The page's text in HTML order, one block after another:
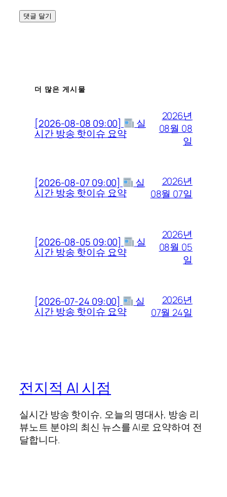
더 많은 게시물
[2026-08-08 09:00] 실
시간 방송 핫이슈 요약
2026년
08월 08
일
[2026-08-07 09:00] 실
시간 방송 핫이슈 요약
2026년
08월 07일
[2026-08-05 09:00] 실
시간 방송 핫이슈 요약
2026년
08월 05
일
[2026-07-24 09:00] 실
시간 방송 핫이슈 요약
2026년
07월 24일
전지적 AI 시점
실시간 방송 핫이슈, 오늘의 명대사, 방송 리
뷰노트 분야의 최신 뉴스를 AI로 요약하여 전
달합니다.